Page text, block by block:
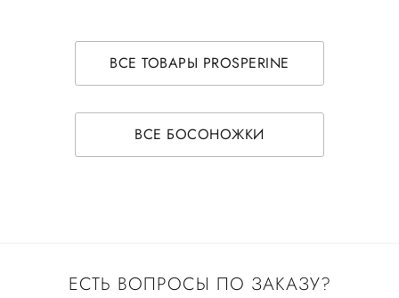
ВСЕ ТОВАРЫ PROSPERINE
ВСЕ БОСОНОЖКИ
ЕСТЬ ВОПРОСЫ ПО ЗАКАЗУ?